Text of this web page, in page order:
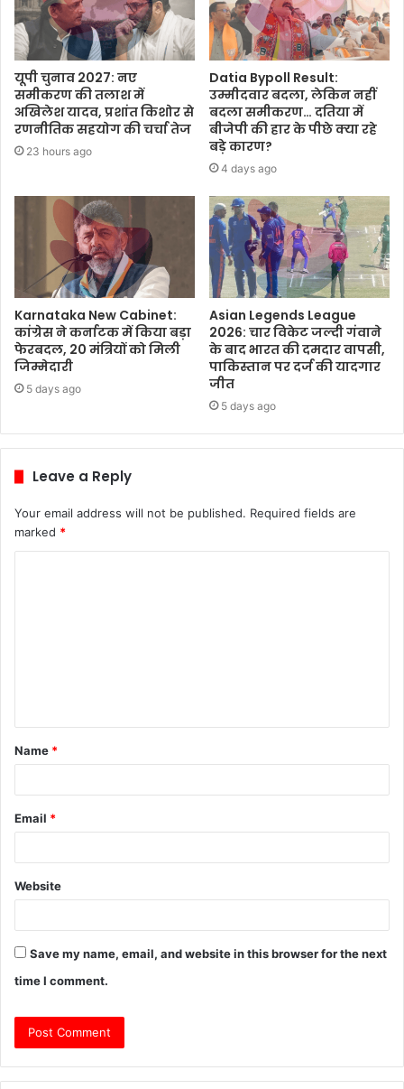
यूपी चुनाव 2027: नए
समीकरण की तलाश में
अखिलेश यादव, प्रशांत किशोर से
रणनीतिक सहयोग की चर्चा तेज
23 hours ago
Datia Bypoll Result:
उम्मीदवार बदला, लेकिन नहीं
बदला समीकरण… दतिया में
बीजेपी की हार के पीछे क्या रहे
बड़े कारण?
4 days ago
Karnataka New Cabinet:
कांग्रेस ने कर्नाटक में किया बड़ा
फेरबदल, 20 मंत्रियों को मिली
जिम्मेदारी
5 days ago
Asian Legends League
2026: चार विकेट जल्दी गंवाने
के बाद भारत की दमदार वापसी,
पाकिस्तान पर दर्ज की यादगार
जीत
5 days ago
Leave a Reply
Your email address will not be published. Required fields are
marked *
t
*
Name *
Email *
Website
Save my name, email, and website in this browser for the next
time I comment.